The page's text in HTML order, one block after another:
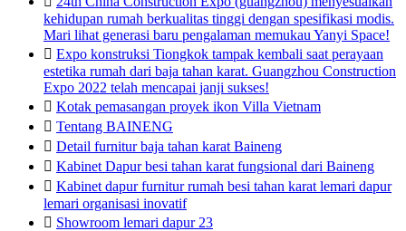
kehidupan rumah berkualitas tinggi dengan spesifikasi modis.
Mari lihat generasi baru pengalaman memukau Yanyi Space!
 Expo konstruksi Tiongkok tampak kembali saat perayaan
estetika rumah dari baja tahan karat. Guangzhou Construction
Expo 2022 telah mencapai janji sukses!
 Kotak pemasangan proyek ikon Villa Vietnam
 Tentang BAINENG
 Detail furnitur baja tahan karat Baineng
 Kabinet Dapur besi tahan karat fungsional dari Baineng
 Kabinet dapur furnitur rumah besi tahan karat lemari dapur
lemari organisasi inovatif
 Showroom lemari dapur 23